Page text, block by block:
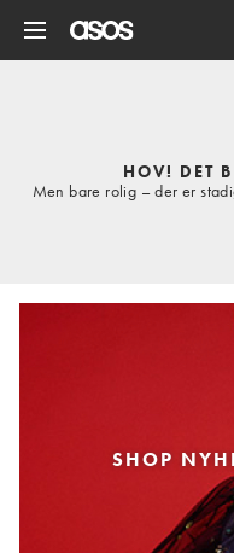
HOV! DET
Men bare rolig – der er
SHOP